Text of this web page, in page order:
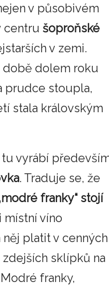
v působivém
centru šoproňské
v zemi.
době dolem roku
prudce stoupla,
stala královským
vyrábí
. Traduje se, že
franky“ stojí
místní víno
platit v cenných
sklípků na
Modré franky,